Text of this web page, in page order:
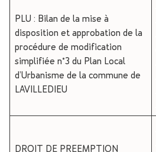
PLU : Bilan de la mise à
disposition et approbation de la
procédure de modification
simplifiée n°3 du Plan Local
d’Urbanisme de la commune de
LAVILLEDIEU
DROIT DE PREEMPTION